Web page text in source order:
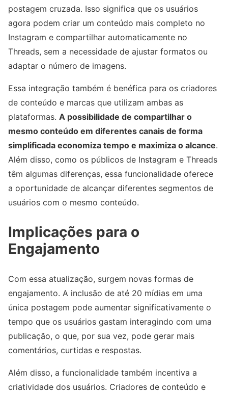
postagem cruzada. Isso significa que os usuários
agora podem criar um conteúdo mais completo no
Instagram e compartilhar automaticamente no
Threads, sem a necessidade de ajustar formatos ou
adaptar o número de imagens.
Essa integração também é benéfica para os criadores
de conteúdo e marcas que utilizam ambas as
plataformas. A possibilidade de compartilhar o
mesmo conteúdo em diferentes canais de forma
simplificada economiza tempo e maximiza o alcance.
Além disso, como os públicos de Instagram e Threads
têm algumas diferenças, essa funcionalidade oferece
a oportunidade de alcançar diferentes segmentos de
usuários com o mesmo conteúdo.
Implicações para o
Engajamento
Com essa atualização, surgem novas formas de
engajamento. A inclusão de até 20 mídias em uma
única postagem pode aumentar significativamente o
tempo que os usuários gastam interagindo com uma
publicação, o que, por sua vez, pode gerar mais
comentários, curtidas e respostas.
Além disso, a funcionalidade também incentiva a
criatividade dos usuários. Criadores de conteúdo e